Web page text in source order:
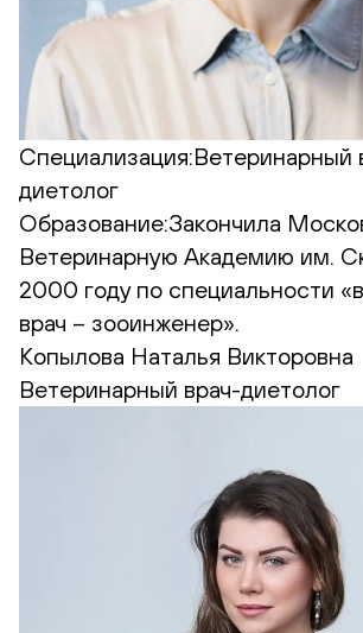
Специализация:Ветеринарный
диетолог
Образование:Закончила
Ветеринарную Академию им.
2000 году по специальности
врач – зооинженер».
Копылова Наталья Викторовна
Ветеринарный врач-диетолог